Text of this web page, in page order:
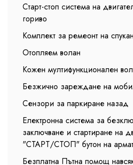
Старт-стоп система на
гориво
Комплект за ремеонт на
Отопляем волан
Кожен мултифункционален
Безжично зареждане на
Сензори за паркиране назад
Електронна система за
заключване и стартиране на
"СТАРТ/СТОП" бутон на
Безплатна Пътна помощ